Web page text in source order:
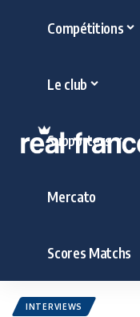
Compétitions
Le club
Supporters
Mercato
Scores Matchs
INTERVIEWS